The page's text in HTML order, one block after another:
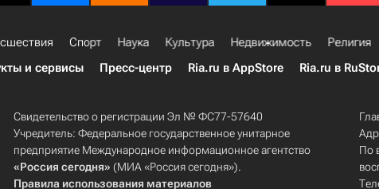
Спорт Наука Культура Недвижимость Религия
и сервисы Пресс-центр Ria.ru в AppStore Ria.ru в
Свидетельство о регистрации Эл № ФС77-57640
Учредитель: Федеральное государственное унитарное
предприятие Международное информационное агентство
«Россия сегодня» (МИА «Россия сегодня»).
Правила использования материалов
По